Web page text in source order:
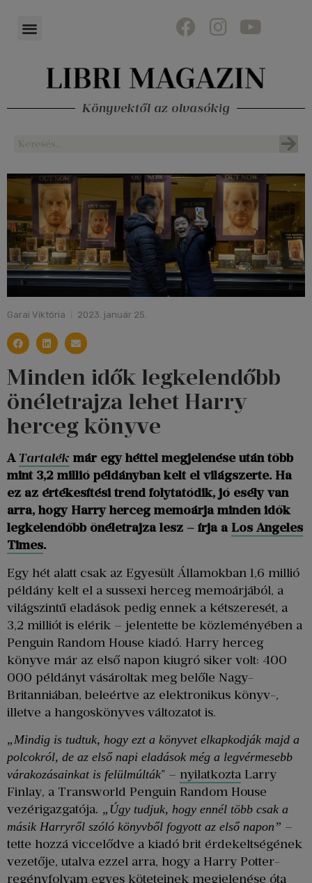
Könyvektől az olvasókig
Garai Viktória 2023. január 25.
Minden idők legkelendőbb
önéletrajza lehet Harry
herceg könyve
A Tartalék már egy héttel megjelenése után több
mint 3,2 millió példányban kelt el világszerte. Ha
ez az értékesítési trend folytatódik, jó esély van
arra, hogy Harry herceg memoárja minden idők
legkelendőbb önéletrajza lesz – írja a Los Angeles
Times.
Egy hét alatt csak az Egyesült Államokban 1,6 millió
példány kelt el a sussexi herceg memoárjából, a
világszintű eladások pedig ennek a kétszeresét, a
3,2 milliót is elérik – jelentette be közleményében a
Penguin Random House kiadó. Harry herceg
könyve már az első napon kiugró siker volt: 400
000 példányt vásároltak meg belőle Nagy-
Britanniában, beleértve az elektronikus könyv-,
illetve a hangoskönyves változatot is.
„Mindig is tudtuk, hogy ezt a könyvet elkapkodják majd a
polcokról, de az első napi eladások még a legvérmesebb
várakozásainkat is felülmúlták” – nyilatkozta Larry
Finlay, a Transworld Penguin Random House
vezérigazgatója. „Úgy tudjuk, hogy ennél több csak a
másik Harryről szóló könyvből fogyott az első napon” –
tette hozzá viccelődve a kiadó brit érdekeltségének
vezetője, utalva ezzel arra, hogy a Harry Potter-
regényfolyam egyes köteteinek megjelenése óta